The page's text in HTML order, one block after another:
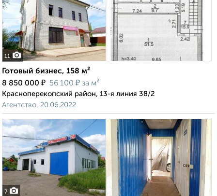
11
Готовый бизнес, 158 м²
8 850 000 ₽ 56 100 ₽ за м²
Красноперекопский район, 13-я линия 38/2
Агентство, 20.06.2022
7